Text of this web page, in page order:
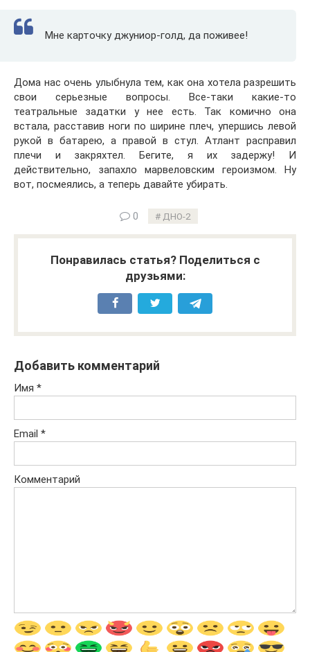
Мне карточку джуниор-голд, да поживее!
Дома нас очень улыбнула тем, как она хотела разрешить
свои серьезные вопросы. Все-таки какие-то
театральные задатки у нее есть. Так комично она
встала, расставив ноги по ширине плеч, упершись левой
рукой в батарею, а правой в стул. Атлант расправил
плечи и закряхтел. Бегите, я их задержу! И
действительно, запахло марвеловским героизмом. Ну
вот, посмеялись, а теперь давайте убирать.
0 ДНО-2
Понравилась статья? Поделиться с
друзьями:
Добавить комментарий
Имя *
Email *
Комментарий